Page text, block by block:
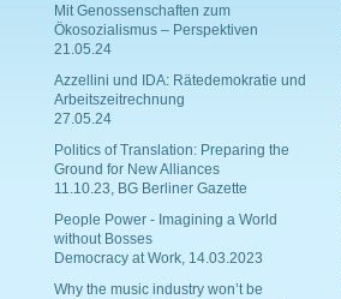
Mit Genossenschaften zum
Ökosozialismus – Perspektiven
21.05.24
Azzellini und IDA: Rätedemokratie und
Arbeitszeitrechnung
27.05.24
Politics of Translation: Preparing the
Ground for New Alliances
11.10.23, BG Berliner Gazette
People Power - Imagining a World
without Bosses
Democracy at Work, 14.03.2023
Why the music industry won’t be